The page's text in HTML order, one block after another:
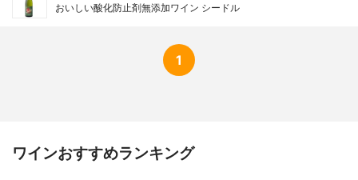
おいしい酸化防止剤無添加ワイン シードル
1
ワインおすすめランキング